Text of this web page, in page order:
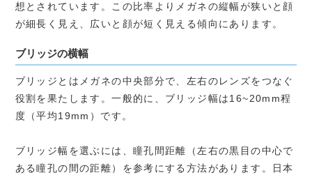
想とされています。この比率よりメガネの縦幅が狭いと顔
が細長く見え、広いと顔が短く見える傾向にあります。
ブリッジの横幅
ブリッジとはメガネの中央部分で、左右のレンズをつなぐ
役割を果たします。一般的に、ブリッジ幅は16~20mm程
度（平均19mm）です。
ブリッジ幅を選ぶには、瞳孔間距離（左右の黒目の中心で
ある瞳孔の間の距離）を参考にする方法があります。日本